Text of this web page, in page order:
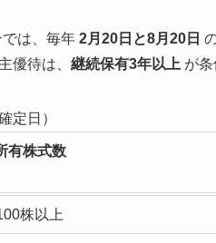
は、毎年 2月20日と8月20日
優待は、 継続保有3年以上 が条
定日）
有株式数
株以上